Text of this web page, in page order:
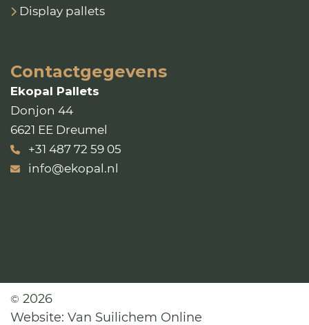
Display pallets
Contactgegevens
Ekopal Pallets
Donjon 44
6621 EE Dreumel
+31 487 72 59 05
info@ekopal.nl
© 2026
Website: Van Suilichem Online